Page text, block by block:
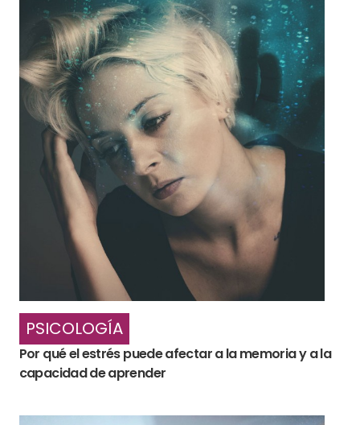
PSICOLOGÍA
Por qué el estrés puede afectar a la memoria y a la
capacidad de aprender